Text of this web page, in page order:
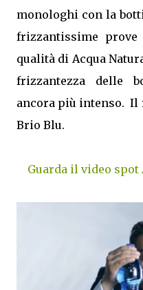
monologhi con la
frizzantissime prove
qualità di Acqua
frizzantezza delle
ancora più intenso. Il
Brio Blu.
Guarda il video spot